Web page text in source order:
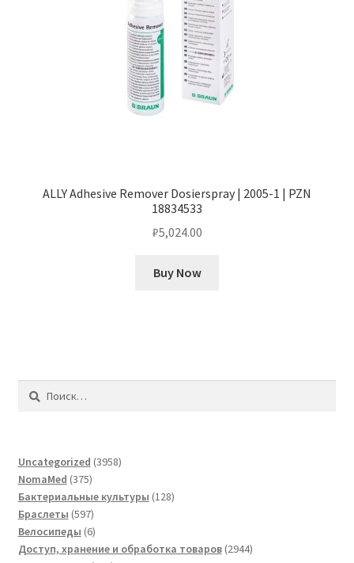
ALLY Adhesive Remover Dosierspray | 2005-1 | PZN
18834533
₽5,024.00
Buy Now
Найти:
Uncategorized 39583958
NomaMed 375375
товаров
Бактериальные культуры 128128
Браслеты 597597
товаров
Велосипеды 66
товаров
Доступ, хранение и обработка товаров 29442944